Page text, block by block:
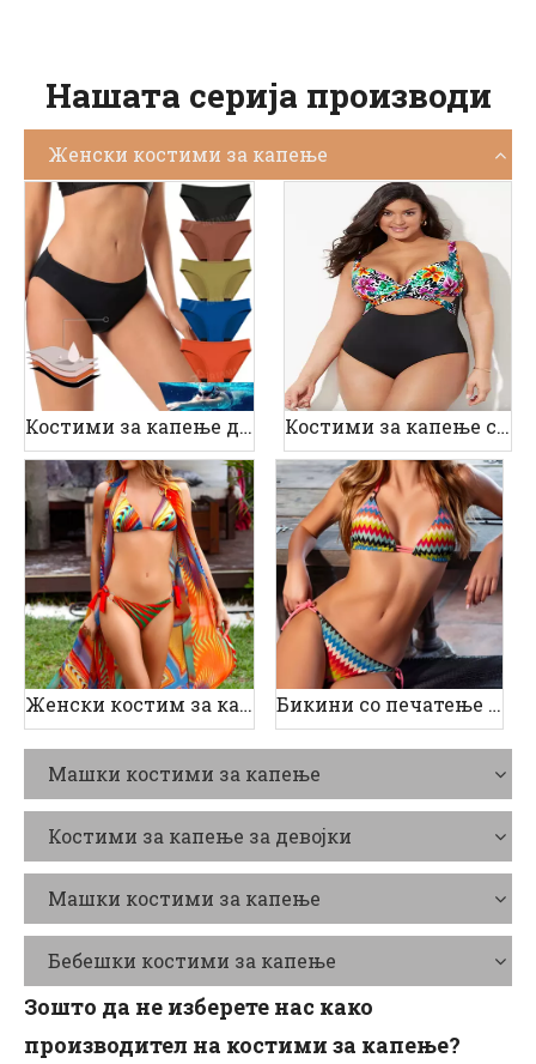
Нашата серија производи
Женски костими за капење
Костими за капење доказ за периоди Костими за капење со поголема големина
Женски костим за капење со печатење Бикини со печатење со бранови
Машки костими за капење
Костими за капење за девојки
Машки костими за капење
Бебешки костими за капење
Зошто да не изберете нас како
производител на костими за капење?